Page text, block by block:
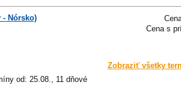
Cena s
- Nórsko)
Zobraziť všetky
od: 25.08., 11 dňové